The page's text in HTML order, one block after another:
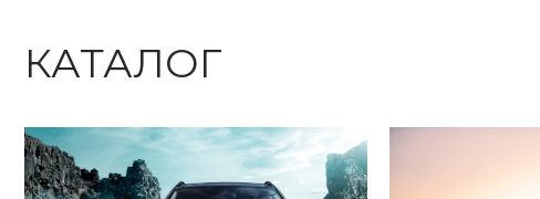
КАТАЛОГ